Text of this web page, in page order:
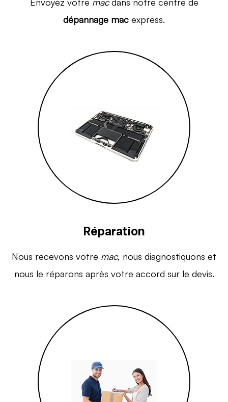
dépannage mac express.
Réparation
Nous recevons votre mac, nous diagnostiquons et
nous le réparons après votre accord sur le devis.